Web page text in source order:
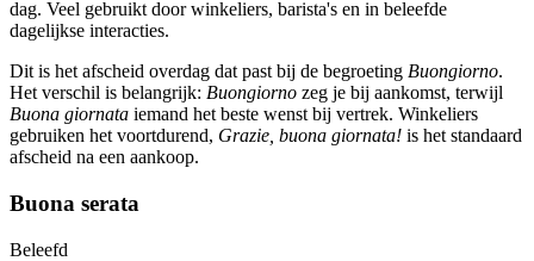
dag. Veel gebruikt door winkeliers, barista's en in beleefde
dagelijkse interacties.
Dit is het afscheid overdag dat past bij de begroeting Buongiorno.
Het verschil is belangrijk: Buongiorno zeg je bij aankomst, terwijl
Buona giornata iemand het beste wenst bij vertrek. Winkeliers
gebruiken het voortdurend, Grazie, buona giornata! is het standaard
afscheid na een aankoop.
Buona serata
Beleefd